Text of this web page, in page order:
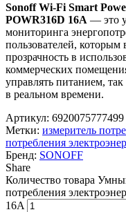
Sonoff Wi-Fi Smart
POWR316D 16A — это
мониторинга
пользователей,
прозрачность в
коммерческих
управлять питанием,
в реальном времени.
Артикул: 6920075777499
Метки: измеритель
потребления
Бренд: SONOFF
Share
Количество товара
потребления
16A